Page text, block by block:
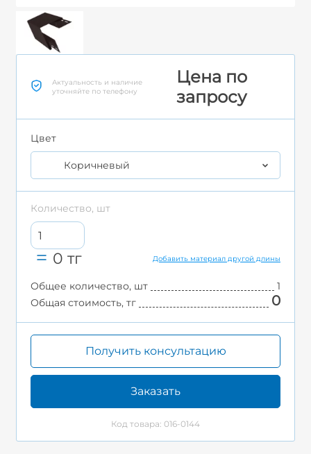
Актуальность и наличие
уточняйте по телефону
Цена по
запросу
Цвет
Коричневый
Количество, шт
0 тг Добавить материал другой длины
Общее количество, шт
1
Общая стоимость, тг
0
Получить консультацию
Заказать
Код товара: 016-0144